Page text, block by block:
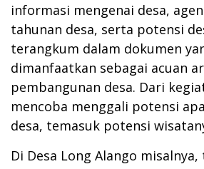
informasi mengenai desa,
tahunan desa, serta potensi
terangkum dalam dokumen
dimanfaatkan sebagai acuan
pembangunan desa. Dari
mencoba menggali potensi
desa, temasuk potensi
Di Desa Long Alango